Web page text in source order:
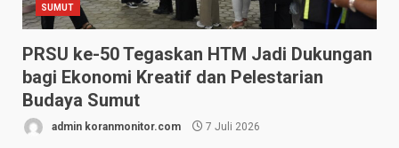
SUMUT
PRSU ke-50 Tegaskan HTM Jadi Dukungan
bagi Ekonomi Kreatif dan Pelestarian
Budaya Sumut
admin koranmonitor.com 7 Juli 2026